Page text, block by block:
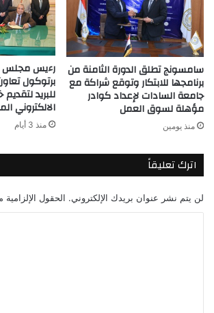
بشهادة
بلومبرج
العالمية
خلال
النصف
الأول
من
2026
سامسونج تطلق الدورة الثامنة من
برنامجها للابتكار وتوقع شراكة مع
جامعة السادات لإعداد كوادر
مؤهلة لسوق العمل
منذ يومين
رءيس مجلس
برتوكول
للبريد
الالكتروني
منذ 3 أيام
اترك تعليقاً
لن يتم نشر عنوان بريدك الإلكتروني. الحقول الإلزامية